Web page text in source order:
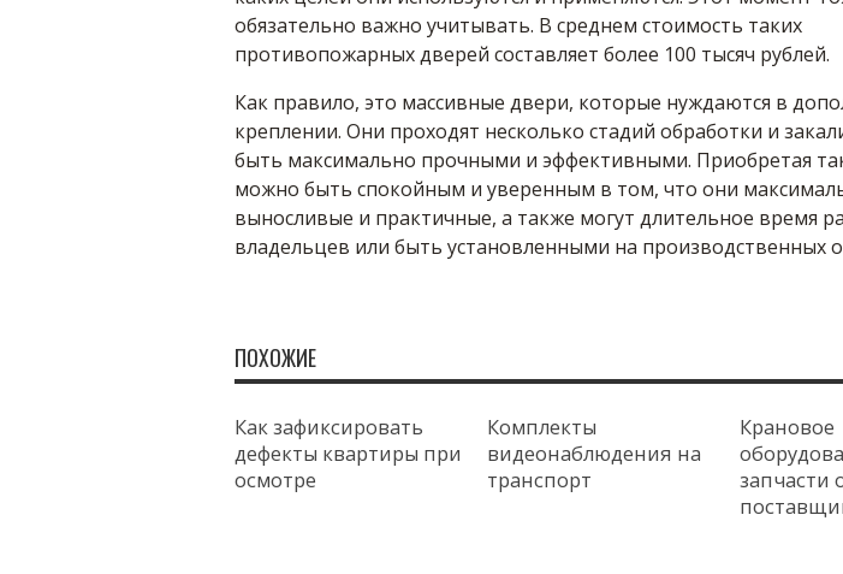
обязательно важно учитывать. В среднем стоимость таких
противопожарных дверей составляет более 100 тысяч рублей.
Как правило, это массивные двери, которые нуждаются в
креплении. Они проходят несколько стадий обработки и
быть максимально прочными и эффективными. Приобретая
можно быть спокойным и уверенным в том, что они
выносливые и практичные, а также могут длительное время
владельцев или быть установленными на производственных
ПОХОЖИЕ
Как зафиксировать
дефекты квартиры при
осмотре
Комплекты
видеонаблюдения на
транспорт
Крановое
запчасти